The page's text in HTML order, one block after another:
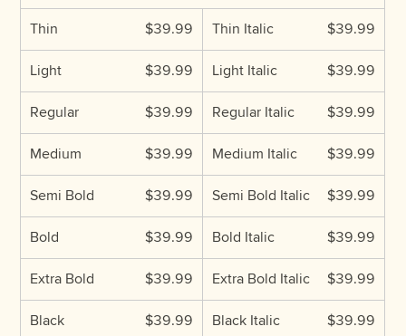
Thin $39.99 Thin Italic $39.99
Light $39.99 Light Italic $39.99
Regular $39.99 Regular Italic $39.99
Medium $39.99 Medium Italic $39.99
Semi Bold $39.99 Semi Bold Italic $39.99
Bold $39.99 Bold Italic $39.99
Extra Bold $39.99 Extra Bold Italic $39.99
Black $39.99 Black Italic $39.99